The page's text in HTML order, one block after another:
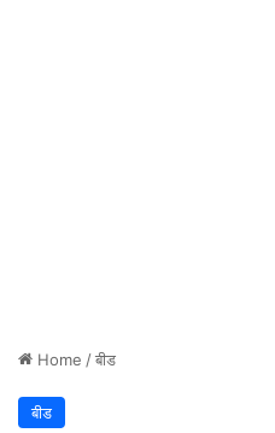
Home /बीड
बीड